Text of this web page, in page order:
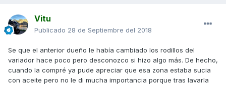
Vitu
Publicado 28 de Septiembre del 2018
Se que el anterior dueño le había cambiado los rodillos del
variador hace poco pero desconozco si hizo algo más. De hecho,
cuando la compré ya pude apreciar que esa zona estaba sucia
con aceite pero no le di mucha importancia porque tras lavarla